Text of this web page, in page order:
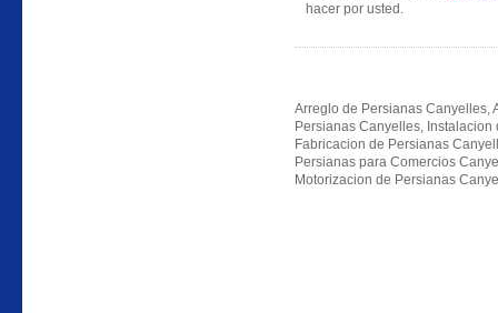
hacer por usted.
Arreglo de Persianas Canyelles,
Persianas Canyelles,
Fabricacion de Persianas
Persianas para Comercios
Motorizacion de Persianas